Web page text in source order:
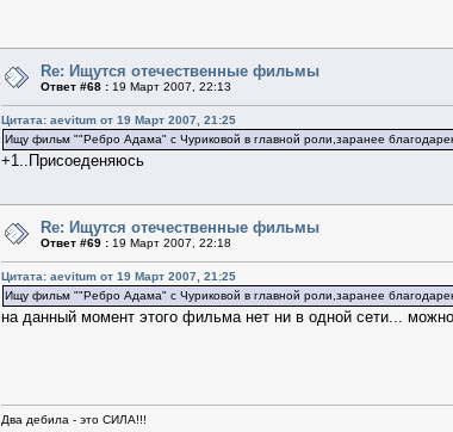
Re: Ищутся отечественные фильмы
Ответ #68 : 19 Март 2007, 22:13
Цитата: aevitum от 19 Март 2007, 21:25
Ищу фильм ""Ребро Адама" с Чуриковой в главной роли,заранее
+1..Присоеденяюсь
Re: Ищутся отечественные фильмы
Ответ #69 : 19 Март 2007, 22:18
Цитата: aevitum от 19 Март 2007, 21:25
Ищу фильм ""Ребро Адама" с Чуриковой в главной роли,заранее
на данный момент этого фильма нет ни в одной сети...
Два дебила - это СИЛА!!!